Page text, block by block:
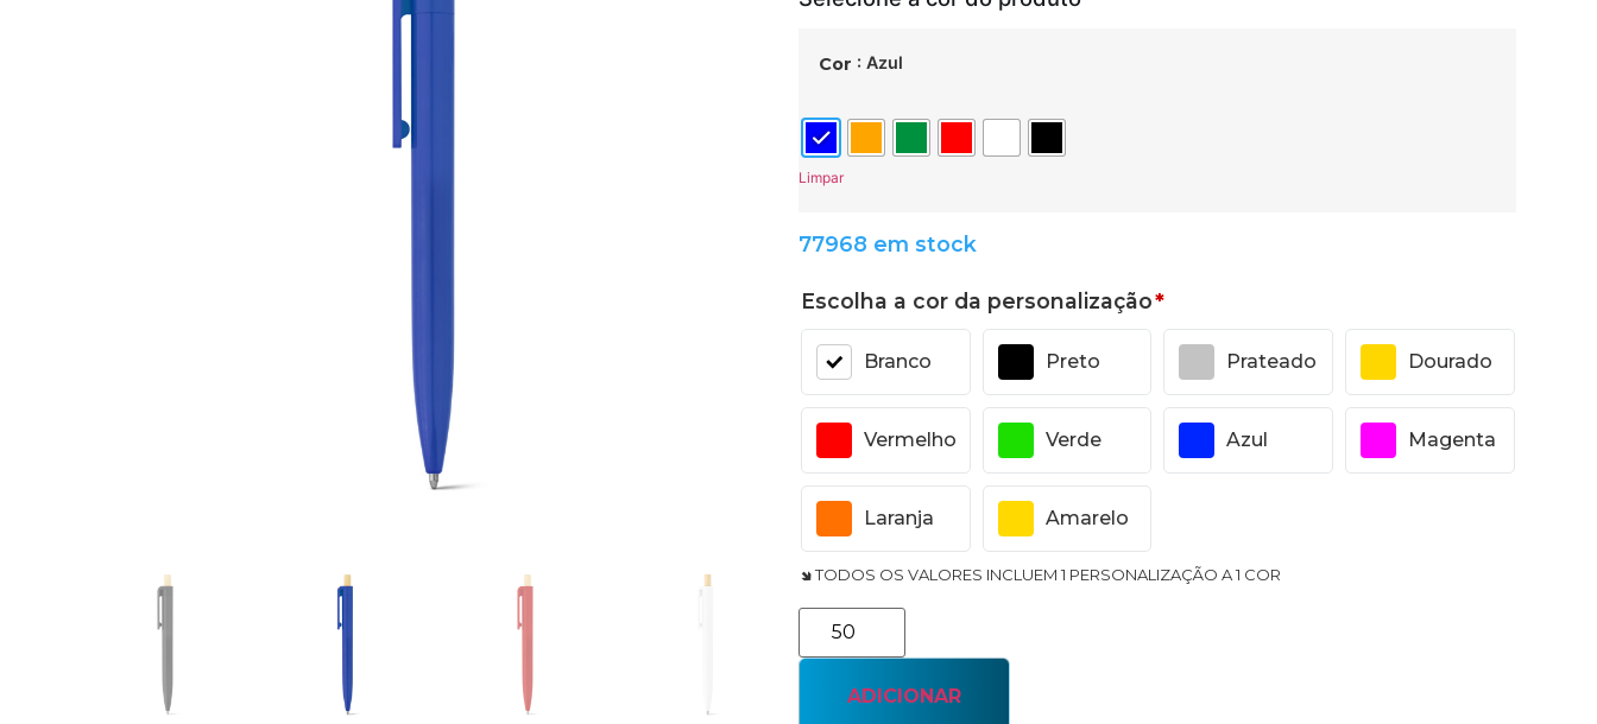
Cor : Azul
Limpar
77968 em stock
Escolha a cor da personalização*
Branco Preto Prateado Dourado
Vermelho Verde Azul Magenta
Laranja Amarelo
🢆 TODOS OS VALORES INCLUEM 1 PERSONALIZAÇÃO A 1 COR
ADICIONAR